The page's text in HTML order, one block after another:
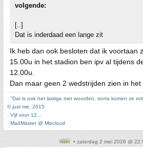
volgende:
[..]
Dat is inderdaad een lange zit
Ik heb dan ook besloten dat ik voortaan
15.00u in het stadion ben ipv al tijdens
12.00u.
Dan maar geen 2 wedstrijden zien in het
- "Dat is ook het lastige met woorden, soms komen ze
© just me, 2015
- Vijf voor 12...
- MadMaster @ Mixcloud
• zaterdag 2 mei 2026 @